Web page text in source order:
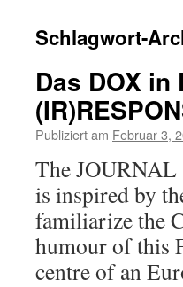
Schlagwort-
Das DOX in
Publiziert am Februar 3,
The
is inspired by
familiarize the
humour of this
centre of an